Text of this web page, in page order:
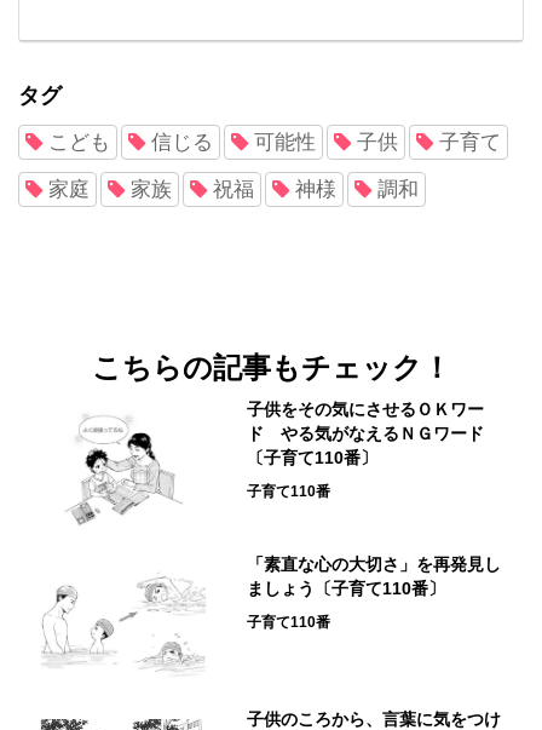
タグ
こども 信じる 可能性 子供 子育て
家庭 家族 祝福 神様 調和
こちらの記事もチェック！
子供をその気にさせるＯＫワー
ド やる気がなえるＮＧワード
〔子育て110番〕
子育て110番
「素直な心の大切さ」を再発見し
ましょう〔子育て110番〕
子育て110番
子供のころから、言葉に気をつけ